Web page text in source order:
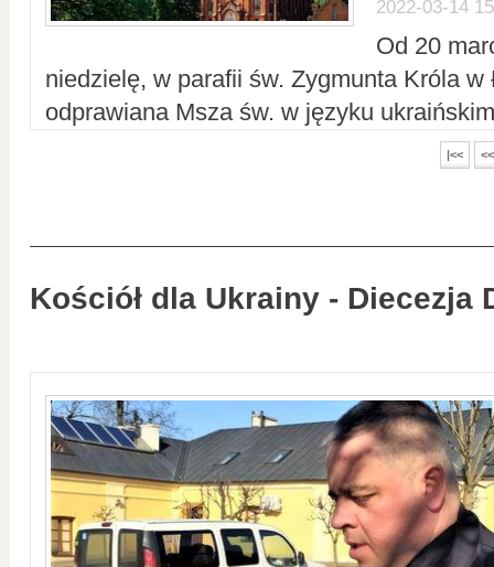
2022-03-14
Od 20
niedzielę, w parafii św. Zygmunta Króla w
odprawiana Msza św. w języku
|<< <<
Kościół dla Ukrainy - Diecezja